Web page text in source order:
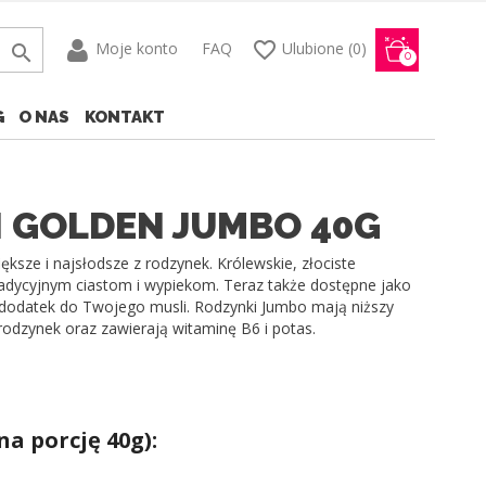
 Moje konto FAQ favorite_border Ulubione (0) 0
O NAS KONTAKT
JUMBO 40G
i najsłodsze z rodzynek. Królewskie, złociste
ciastom i wypiekom. Teraz także dostępne jako
do Twojego musli. Rodzynki Jumbo mają niższy
oraz zawierają witaminę B6 i potas.
porcję 40g):